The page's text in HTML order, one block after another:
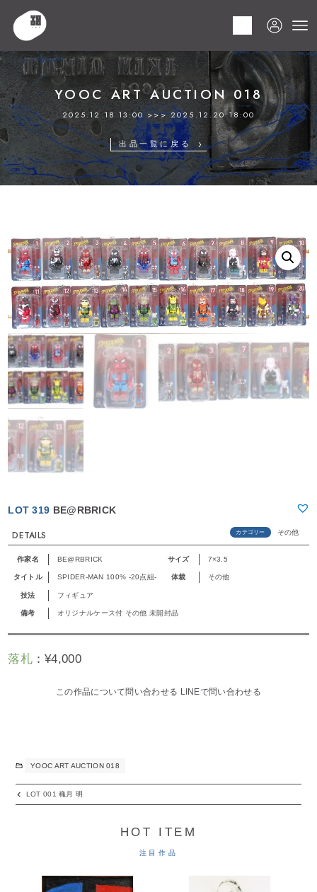
HOME
YOOC ART AUCTION 018
2025.12.18 13:00 >>> 2025.12.20 18:00
出品一覧に戻る
LOT 319 BE@RBRICK
DETAILS カテゴリー その他
作家名 BE@RBRICK サイズ 7×3.5
タイトル SPIDER-MAN 100% -20点組- 体裁 その他
技法 フィギュア
備考 オリジナルケース付 その他 未開封品
落札：¥4,000
この作品について問い合わせる LINEで問い合わせる
YOOC ART AUCTION 018
LOT 001 穐月 明
HOT ITEM
注目作品